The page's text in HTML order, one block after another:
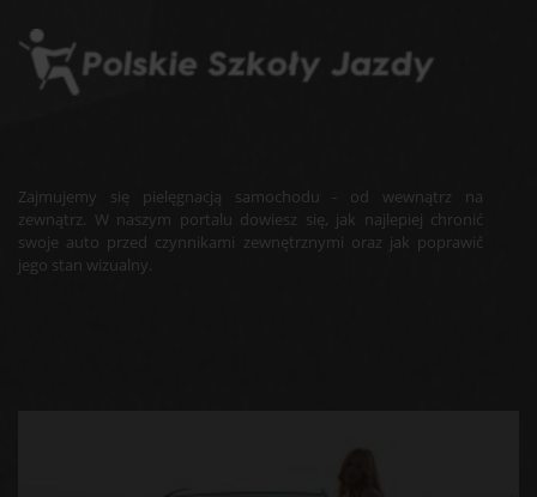
Zajmujemy się pielęgnacją samochodu - od wewnątrz na
zewnątrz. W naszym portalu dowiesz się, jak najlepiej chronić
swoje auto przed czynnikami zewnętrznymi oraz jak poprawić
jego stan wizualny.